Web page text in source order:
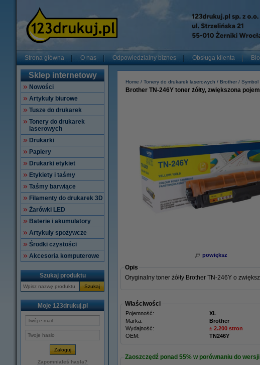
Strona główna O nas Odpowiedzialny biznes Obsługa klienta
Sklep internetowy
Nowości
Artykuły biurowe
Tusze do drukarek
Tonery do drukarek
laserowych
Drukarki
Papiery
Drukarki etykiet
Etykiety i taśmy
Taśmy barwiące
Filamenty do drukarek 3D
Żarówki LED
Baterie i akumulatory
Artykuły spożywcze
Środki czystości
Akcesoria komputerowe
Szukaj produktu
Szukaj
Moje 123drukuj.pl
Zapomniałeś hasła?
Home Tonery do drukarek laserowych Brother Symbol
Brother TN-246Y toner żółty, zwiększona
powiększ
Opis
Oryginalny toner żółty Brother TN-246Y o
Właściwości
Pojemność: XL
Marka:
Brother
Wydajność:
± 2.200 stron
OEM:
TN246Y
Zaoszczędź ponad 55% w porównaniu do